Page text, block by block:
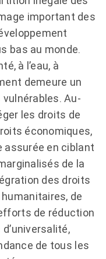
important des
bas au monde.
à l’eau, à
demeure un
Au-
les droits de
économiques,
en ciblant
de la
des droits
de
de réduction
de tous les